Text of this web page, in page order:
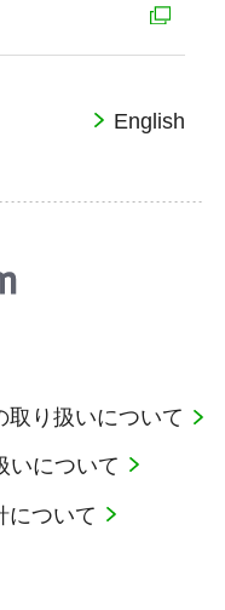
English
取り扱いについて
いについて
について